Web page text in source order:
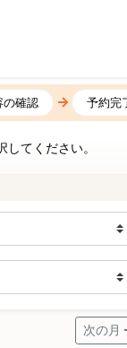
の確認 予約完
てください。
次の月